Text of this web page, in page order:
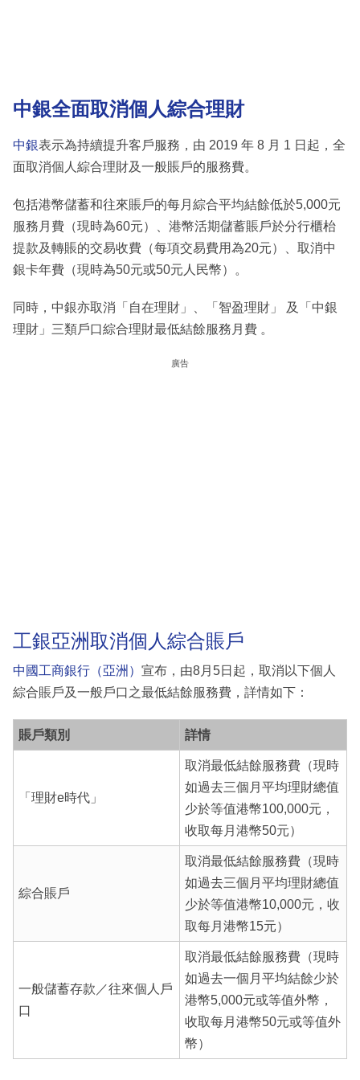
中銀全面取消個人綜合理財
中銀表示為持續提升客戶服務，由 2019 年 8 月 1 日起，全
面取消個人綜合理財及一般賬戶的服務費。
包括港幣儲蓄和往來賬戶的每月綜合平均結餘低於5,000元
服務月費（現時為60元）、港幣活期儲蓄賬戶於分行櫃枱
提款及轉賬的交易收費（每項交易費用為20元）、取消中
銀卡年費（現時為50元或50元人民幣）。
同時，中銀亦取消「自在理財」、「智盈理財」 及「中銀
理財」三類戶口綜合理財最低結餘服務月費 。
廣告
工銀亞洲取消個人綜合賬戶
中國工商銀行（亞洲） 宣布，由8月5日起，取消以下個人
綜合賬戶及一般戶口之最低結餘服務費，詳情如下：
賬戶類別 詳情
「理財e時代」
取消最低結餘服務費（現時
如過去三個月平均理財總值
少於等值港幣100,000元，
收取每月港幣50元）
綜合賬戶
取消最低結餘服務費（現時
如過去三個月平均理財總值
少於等值港幣10,000元，收
取每月港幣15元）
一般儲蓄存款／往來個人戶
口
取消最低結餘服務費（現時
如過去一個月平均結餘少於
港幣5,000元或等值外幣，
收取每月港幣50元或等值外
幣）